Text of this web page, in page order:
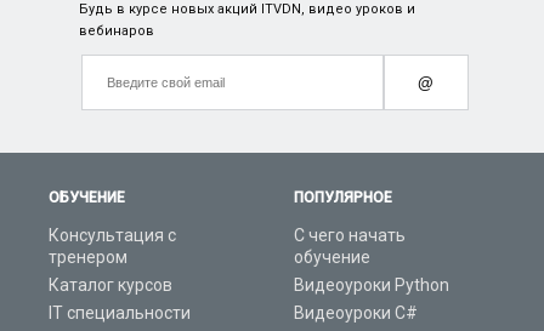
ОБУЧЕНИЕ
Консультация с
тренером
Каталог курсов
IT специальности
ПОПУЛЯРНОЕ
С чего начать
обучение
Видеоуроки Python
Видеоуроки C#
Будь в курсе новых акций ITVDN, видео уроков и
вебинаров
@